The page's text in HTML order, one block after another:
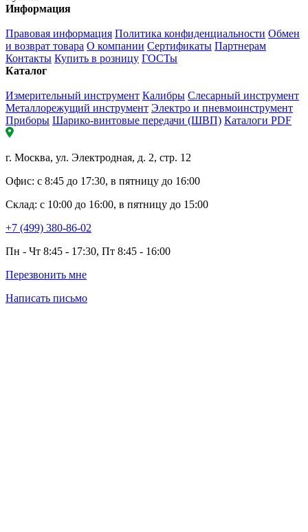
Информация
Правовая информация Политика конфиденциальности Обмен
и возврат товара О компании Сертификаты Партнерам
Контакты Купить в розницу ГОСТы
Каталог
Измерительный инструмент Калибры Слесарный инструмент
Металлорежущий инструмент Электро и пневмоинструмент
Приборы Шарико-винтовые передачи (ШВП) Каталоги PDF
г. Москва, ул. Электродная, д. 2, стр. 12
Офис: с 8:45 до 17:30, в пятницу до 16:00
Склад: с 10:00 до 16:00, в пятницу до 15:00
+7 (499) 380-86-02
Пн - Чт 8:45 - 17:30, Пт 8:45 - 16:00
Перезвонить мне
Написать письмо